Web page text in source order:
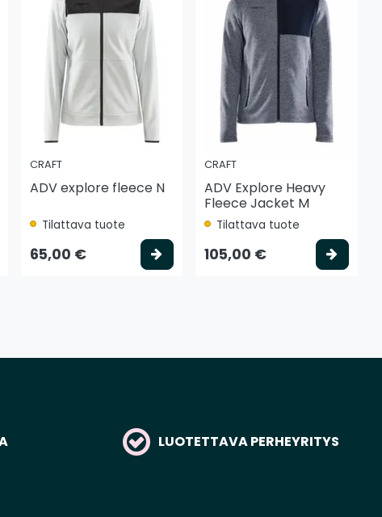
vaihtoehto
CRAFT
ADV explore fleece N
Tilattava tuote
65,00 € Valitse vaihtoehto
CRAFT
ADV Explore Heavy
Fleece Jacket M
Tilattava tuote
105,00 €
LUOTETTAVA PERHEYRITYS